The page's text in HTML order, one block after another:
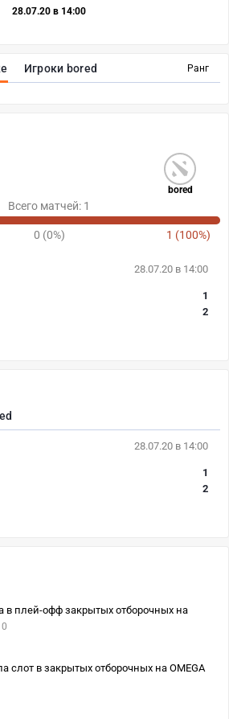
Ранг
Игроки bored
28.07.20 в 14:00
bored
Всего матчей: 1
0 (0%) 1 (100%)
28.07.20 в 14:00
1
2
28.07.20 в 14:00
1
2
в плей-офф закрытых отборочных на
слот в закрытых отборочных на OMEGA